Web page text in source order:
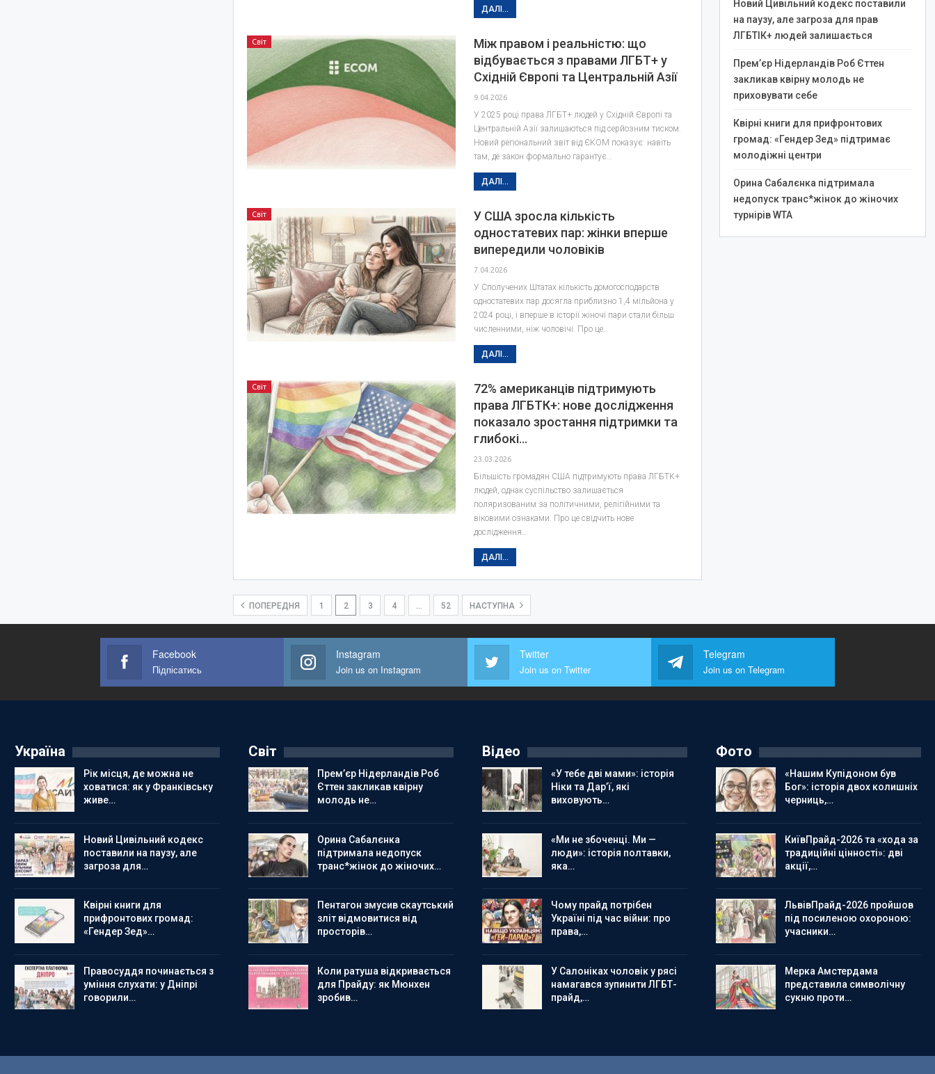
ДАЛІ...
Світ
Між правом і реальністю: що
відбувається з правами ЛГБТ+ у
Східній Європі та Центральній Азії
9.04.2026
У 2025 році права ЛГБТ+ людей у Східній Європі та
Центральній Азії залишаються під серйозним тиском.
Новий регіональний звіт від ЄКОМ показує: навіть
там, де закон формально гарантує…
ДАЛІ...
Світ
У США зросла кількість
одностатевих пар: жінки вперше
випередили чоловіків
7.04.2026
У Сполучених Штатах кількість домогосподарств
одностатевих пар досягла приблизно 1,4 мільйона у
2024 році, і вперше в історії жіночі пари стали більш
численними, ніж чоловічі. Про це…
ДАЛІ...
Світ
72% американців підтримують
права ЛГБТК+: нове дослідження
показало зростання підтримки та
глибокі…
23.03.2026
Більшість громадян США підтримують права ЛГБТК+
людей, однак суспільство залишається
поляризованим за політичними, релігійними та
віковими ознаками. Про це свідчить нове
дослідження…
ДАЛІ...
ПОПЕРЕДНЯ 1 2 3 4 52 НАСТУПНА
Новий Цивільний кодекс поставили
на паузу, але загроза для прав
ЛГБТІК+ людей залишається
Прем’єр Нідерландів Роб Єттен
закликав квірну молодь не
приховувати себе
Квірні книги для прифронтових
громад: «Гендер Зед» підтримає
молодіжні центри
Орина Сабалєнка підтримала
недопуск транс*жінок до жіночих
турнірів WTA
Facebook
Підпісатись
Instagram
Join us on Instagram
Twitter
Join us on Twitter
Telegram
Join us on Telegram
Україна
Рік місця, де можна не
ховатися: як у Франківську
живе…
Новий Цивільний кодекс
поставили на паузу, але
загроза для…
Квірні книги для
прифронтових громад:
«Гендер Зед»…
Правосуддя починається з
уміння слухати: у Дніпрі
говорили…
Світ
Прем’єр Нідерландів Роб
Єттен закликав квірну
молодь не…
Орина Сабалєнка
підтримала недопуск
транс*жінок до жіночих…
Пентагон змусив скаутський
зліт відмовитися від
просторів…
Коли ратуша відкривається
для Прайду: як Мюнхен
зробив…
Відео
«У тебе дві мами»: історія
Ніки та Дар’ї, які
виховують…
«Ми не збоченці. Ми —
люди»: історія полтавки,
яка…
Чому прайд потрібен
Україні під час війни: про
права,…
У Салоніках чоловік у рясі
намагався зупинити ЛГБТ-
прайд,…
Фото
«Нашим Купідоном був
Бог»: історія двох колишніх
черниць,…
КиївПрайд-2026 та «хода за
традиційні цінності»: дві
акції,…
ЛьвівПрайд-2026 пройшов
під посиленою охороною:
учасники…
Мерка Амстердама
представила символічну
сукню проти…